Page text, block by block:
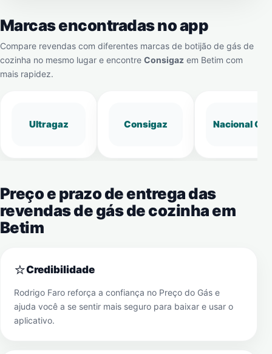
Marcas encontradas no app
Compare revendas com diferentes marcas de botijão de gás de
cozinha no mesmo lugar e encontre Consigaz em Betim com
mais rapidez.
Ultragaz Consigaz Nacional Gás
Preço e prazo de entrega das
revendas de gás de cozinha em
Betim
⭐Credibilidade
Rodrigo Faro reforça a confiança no Preço do Gás e
ajuda você a se sentir mais seguro para baixar e usar o
aplicativo.